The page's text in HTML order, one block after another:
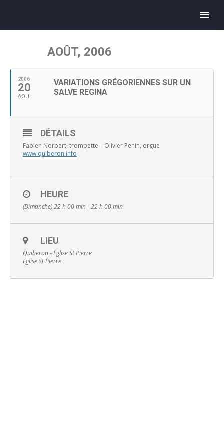
AOÛT, 2006
2006
20
AOU
VARIATIONS GRÉGORIENNES SUR UN
SALVE REGINA
DÉTAILS
Fabien Norbert, trompette – Olivier Penin, orgue
www.quiberon.info
HEURE
(Dimanche) 22 h 00 min - 22 h 00 min
LIEU
Quiberon - Eglise St Pierre
Eglise St Pierre